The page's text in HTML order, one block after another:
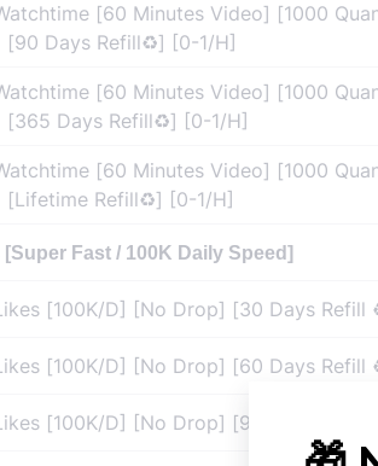
[60 Minutes Video] [1000
[90 Days Refill♻️] [0-1/H]
[60 Minutes Video] [1000
[365 Days Refill♻️] [0-1/H]
[60 Minutes Video] [1000
[Lifetime Refill♻️] [0-1/H]
Fast / 100K Daily Speed]
[100K/D] [No Drop] [30 Days Refill
[100K/D] [No Drop] [60 Days Refill
[100K/D] [No Drop] [90 Days Refill